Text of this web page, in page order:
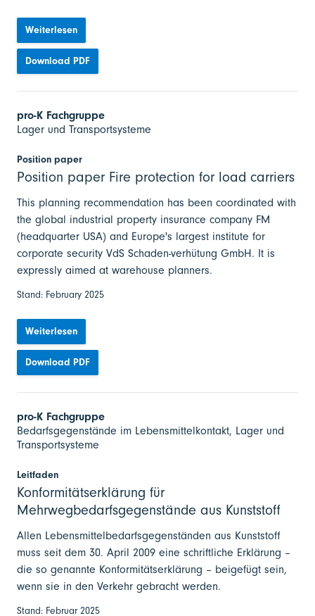
Weiterlesen
Download PDF
pro-K Fachgruppe
Lager und Transportsysteme
Position paper
Position paper Fire protection for load carriers
This planning recommendation has been coordinated with
the global industrial property insurance company FM
(headquarter USA) and Europe's largest institute for
corporate security VdS Schaden-verhütung GmbH. It is
expressly aimed at warehouse planners.
Stand: February 2025
Weiterlesen
Download PDF
pro-K Fachgruppe
Bedarfsgegenstände im Lebensmittelkontakt, Lager und
Transportsysteme
Leitfaden
Konformitätserklärung für
Mehrwegbedarfsgegenstände aus Kunststoff
Allen Lebensmittelbedarfsgegenständen aus Kunststoff
muss seit dem 30. April 2009 eine schriftliche Erklärung –
die so genannte Konformitätserklärung – beigefügt sein,
wenn sie in den Verkehr gebracht werden.
Stand: Februar 2025